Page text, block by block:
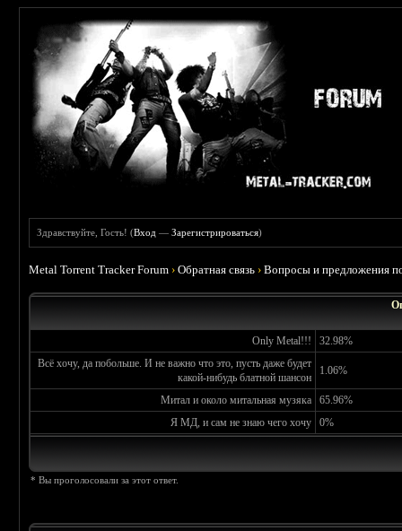
Здравствуйте, Гость! (Вход —Зарегистрироваться)
Metal Torrent Tracker Forum ›Обратная связь ›Вопросы и предложения
Only Metal!!!
32.98%
Всё хочу, да побольше. И не важно что это, пусть даже будет
какой-нибудь блатной шансон
1.06%
Митал и около митальная музяка
65.96%
Я МД, и сам не знаю чего хочу
0%
* Вы проголосовали за этот ответ.